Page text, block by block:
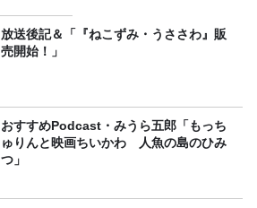
放送後記＆「『ねこずみ・うささわ』販
売開始！」
おすすめPodcast・みうら五郎「もっち
ゅりんと映画ちいかわ 人魚の島のひみ
つ」